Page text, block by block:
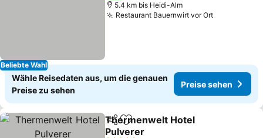
Beliebte Wahl
5.4 km bis Heidi-Alm
Restaurant Bauernwirt vor Ort
Wähle Reisedaten aus, um die genauen
Preise zu sehen
Preise sehen
TeilenZu Favoriten hinzufügen
Thermenwelt Hotel
Pulverer